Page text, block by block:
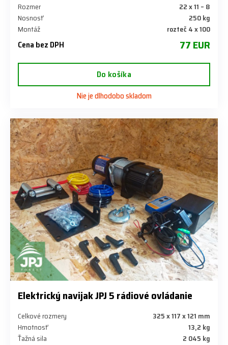
Rozmer
22 x 11 – 8
Nosnosť
250 kg
Montáž
rozteč 4 x 100
Cena bez DPH 77 EUR
Do košíka
Nie je dlhodobo skladom
Elektrický navijak JPJ 5 rádiové ovládanie
Celkové rozmery
325 x 117 x 121 mm
Hmotnosť
13,2 kg
Ťažná sila
2 045 kg